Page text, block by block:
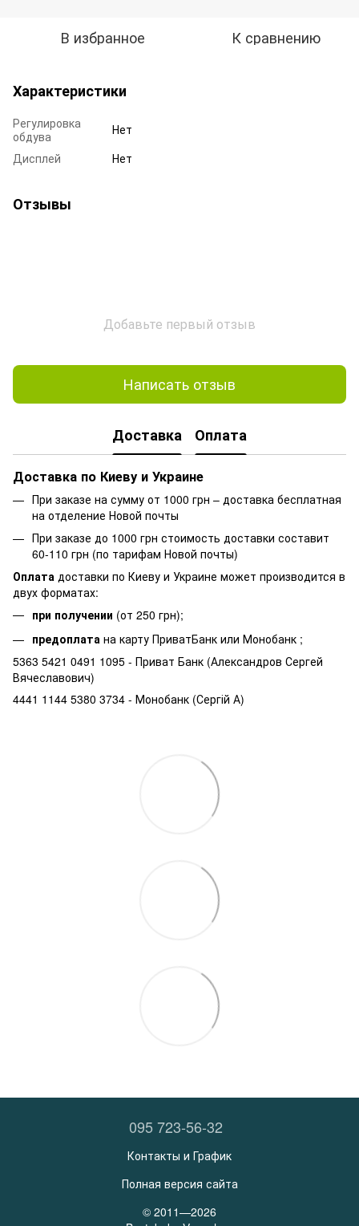
В избранное К сравнению
Характеристики
Регулировка
обдува
Нет
Дисплей
Нет
Отзывы
Добавьте первый отзыв
Написать отзыв
Доставка Оплата
Доставка по Киеву и Украине
При заказе на сумму от 1000 грн – доставка бесплатная
на отделение Новой почты
При заказе до 1000 грн стоимость доставки составит
60-110 грн (по тарифам Новой почты)
Оплата доставки по Киеву и Украине может производится в
двух форматах:
при получении (от 250 грн);
предоплата на карту ПриватБанк или Монобанк ;
5363 5421 0491 1095 - Приват Банк (Александров Сергей
Вячеславович)
4441 1144 5380 3734 - Монобанк (Сергій А)
095 723-56-32
Контакты и График
Полная версия сайта
© 2011—2026